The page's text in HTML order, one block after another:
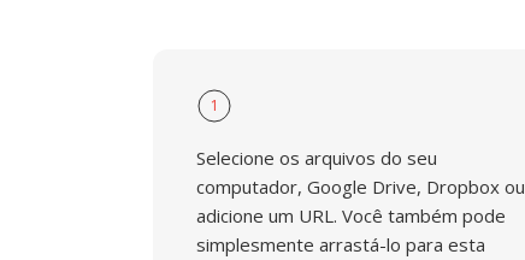
1
Selecione os arquivos do seu
computador, Google Drive, Dropbox ou
adicione um URL. Você também pode
simplesmente arrastá-lo para esta